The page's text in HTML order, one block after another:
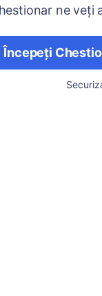
ne veți
Începeți